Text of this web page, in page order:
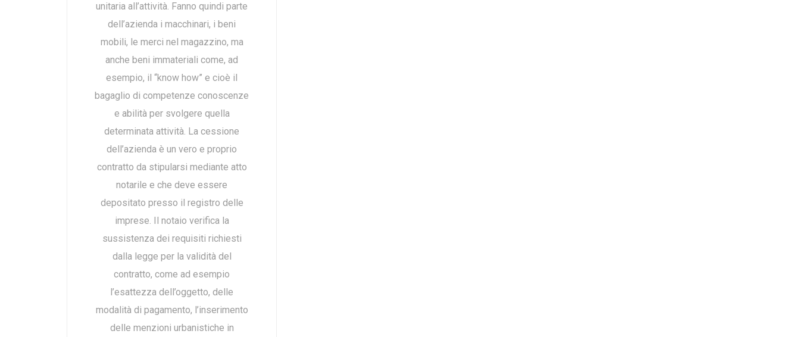
unitaria all’attività. Fanno quindi parte
dell’azienda i macchinari, i beni
mobili, le merci nel magazzino, ma
anche beni immateriali come, ad
esempio, il “know how” e cioè il
bagaglio di competenze conoscenze
e abilità per svolgere quella
determinata attività. La cessione
dell’azienda è un vero e proprio
contratto da stipularsi mediante atto
notarile e che deve essere
depositato presso il registro delle
imprese. Il notaio verifica la
sussistenza dei requisiti richiesti
dalla legge per la validità del
contratto, come ad esempio
l’esattezza dell’oggetto, delle
modalità di pagamento, l’inserimento
delle menzioni urbanistiche in